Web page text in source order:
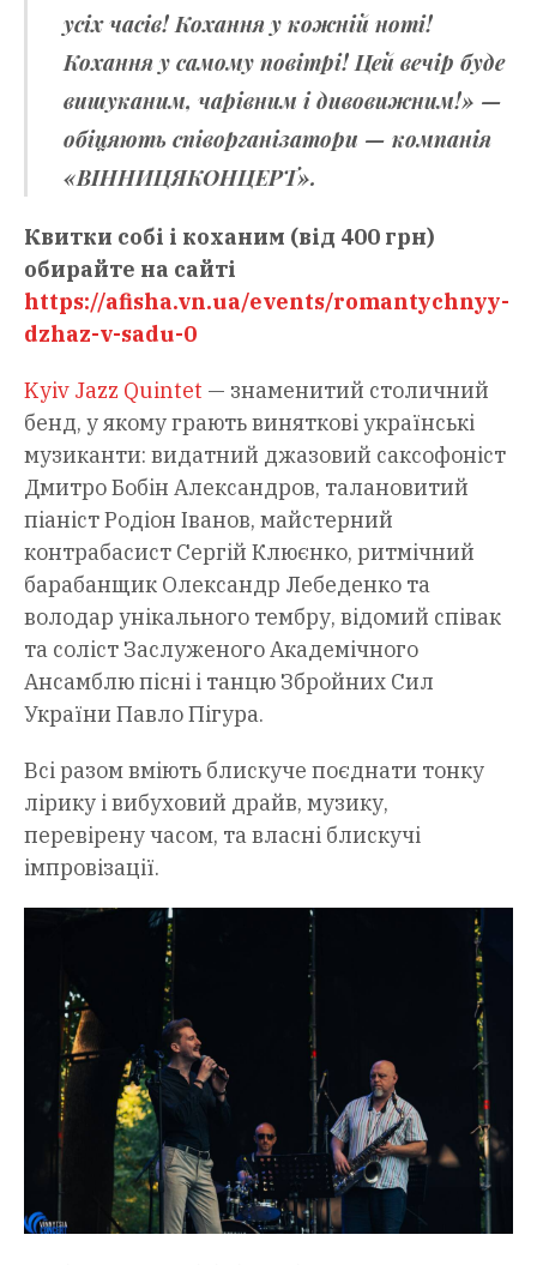
усіх часів! Кохання у кожній ноті!
Кохання у самому повітрі! Цей вечір буде
вишуканим, чарівним і дивовижним!» —
обіцяють співорганізатори — компанія
«ВІННИЦЯКОНЦЕРТ».
Квитки собі і коханим (від 400 грн)
обирайте на сайті
https://afisha.vn.ua/events/romantychnyy-
dzhaz-v-sadu-0
Kyiv Jazz Quintet — знаменитий столичний
бенд, у якому грають виняткові українські
музиканти: видатний джазовий саксофоніст
Дмитро Бобін Александров, талановитий
піаніст Родіон Іванов, майстерний
контрабасист Сергій Клюєнко, ритмічний
барабанщик Олександр Лебеденко та
володар унікального тембру, відомий співак
та соліст Заслуженого Академічного
Ансамблю пісні і танцю Збройних Сил
України Павло Пігура.
Всі разом вміють блискуче поєднати тонку
лірику і вибуховий драйв, музику,
перевірену часом, та власні блискучі
імпровізації.